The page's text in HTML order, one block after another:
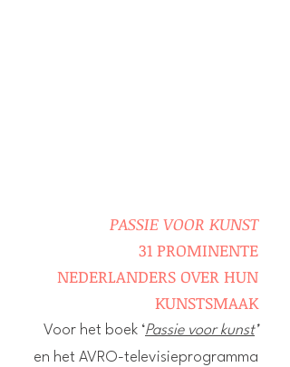
PASSIE VOOR KUNST
31 PROMINENTE
NEDERLANDERS OVER HUN
KUNSTSMAAK
Voor het boek ‘Passie voor kunst’
en het AVRO-televisieprogramma